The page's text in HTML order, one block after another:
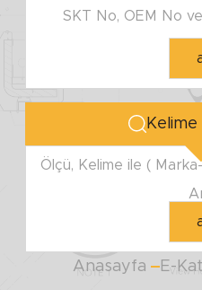
SKT No, OEM No
Ölçü, Kelime ile (
Anasayfa E-